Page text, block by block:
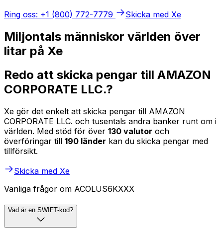
Ring oss: +1 (800) 772-7779
Skicka med Xe
Miljontals människor världen över
litar på Xe
Redo att skicka pengar till AMAZON
CORPORATE LLC.?
Xe gör det enkelt att skicka pengar till AMAZON
CORPORATE LLC. och tusentals andra banker runt om i
världen. Med stöd för över 130 valutor och
överföringar till 190 länder kan du skicka pengar med
tillförsikt.
Skicka med Xe
Vanliga frågor om ACOLUS6KXXX
Vad är en SWIFT-kod?